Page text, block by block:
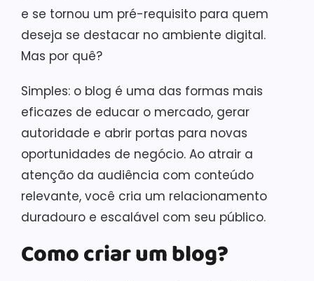
e se tornou um pré-requisito para quem
deseja se destacar no ambiente digital.
Mas por quê?
Simples: o blog é uma das formas mais
eficazes de educar o mercado, gerar
autoridade e abrir portas para novas
oportunidades de negócio. Ao atrair a
atenção da audiência com conteúdo
relevante, você cria um relacionamento
duradouro e escalável com seu público.
Como criar um blog?